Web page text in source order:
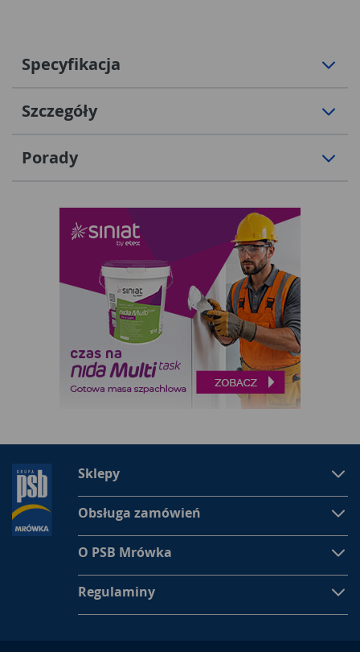
Specyfikacja
Szczegóły
Porady
Sklepy
Obsługa zamówień
O PSB Mrówka
Regulaminy